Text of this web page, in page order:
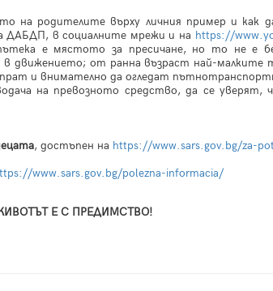
на родителите върху личния пример и как
ДАБДП, в социалните мрежи и на https://
е мястото за пресичане, но то не е
в движението; от ранна възраст най-малките
и внимателно да огледат
на превозното средство, да се уверят,
, достъпен на https://www.sars.gov.bg/za-
www.sars.gov.bg/polezna-informacia/
Е С ПРЕДИМСТВО!